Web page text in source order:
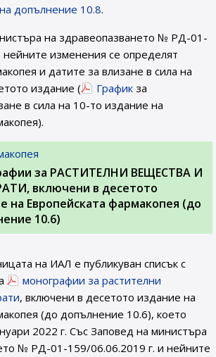
допълнение 10.8.
на здравеопазването № РД-01-
нейните изменения се определят
и датите за влизане в сила на
издание (
График за
в сила на 10-то издание на
за РАСТИТЕЛНИ ВЕЩЕСТВА И
включени в десетото
на Европейската фармакопея (до
10.6)
на ИАЛ e публикуван списък с
монографии за растителни
, включени в десетото издание на
(до допълнение 10.6), което
2022 г. Със Заповед на министъра
№ РД-01-159/06.06.2019 г. и нейните